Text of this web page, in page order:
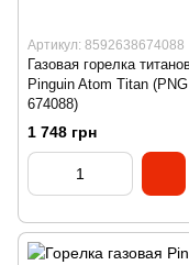
Артикул: 8592638674088
Газовая горелка
Pinguin Atom Titan (PNG
674088)
1 748 грн